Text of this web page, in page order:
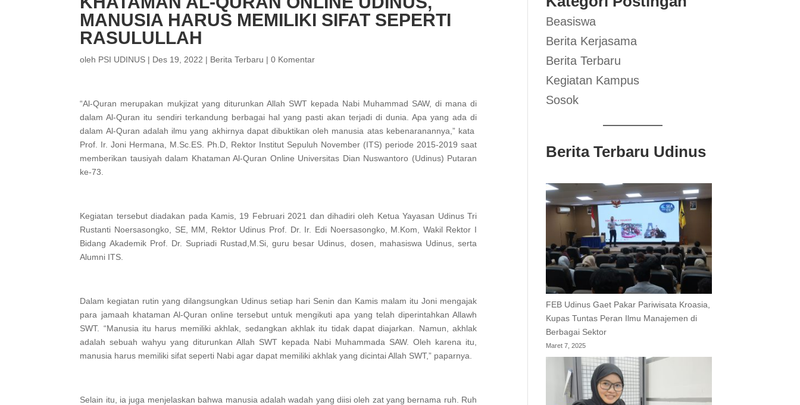
MANUSIA HARUS MEMILIKI SIFAT SEPERTI
RASULULLAH
oleh PSI UDINUS | Des 19, 2022 | Berita Terbaru |0 Komentar
“Al-Quran merupakan mukjizat yang diturunkan Allah SWT kepada Nabi Muhammad SAW, di mana di
dalam Al-Quran itu sendiri terkandung berbagai hal yang pasti akan terjadi di dunia. Apa yang ada di
dalam Al-Quran adalah ilmu yang akhirnya dapat dibuktikan oleh manusia atas kebenaranannya,” kata
Prof. Ir. Joni Hermana, M.Sc.ES. Ph.D, Rektor Institut Sepuluh November (ITS) periode 2015-2019 saat
memberikan tausiyah dalam Khataman Al-Quran Online Universitas Dian Nuswantoro (Udinus) Putaran
ke-73.
Kegiatan tersebut diadakan pada Kamis, 19 Februari 2021 dan dihadiri oleh Ketua Yayasan Udinus Tri
Rustanti Noersasongko, SE, MM, Rektor Udinus Prof. Dr. Ir. Edi Noersasongko, M.Kom, Wakil Rektor I
Bidang Akademik Prof. Dr. Supriadi Rustad,M.Si, guru besar Udinus, dosen, mahasiswa Udinus, serta
Alumni ITS.
Dalam kegiatan rutin yang dilangsungkan Udinus setiap hari Senin dan Kamis malam itu Joni mengajak
para jamaah khataman Al-Quran online tersebut untuk mengikuti apa yang telah diperintahkan Allawh
SWT. “Manusia itu harus memiliki akhlak, sedangkan akhlak itu tidak dapat diajarkan. Namun, akhlak
adalah sebuah wahyu yang diturunkan Allah SWT kepada Nabi Muhammada SAW. Oleh karena itu,
manusia harus memiliki sifat seperti Nabi agar dapat memiliki akhlak yang dicintai Allah SWT,” paparnya.
Selain itu, ia juga menjelaskan bahwa manusia adalah wadah yang diisi oleh zat yang bernama ruh. Ruh
Beasiswa
Berita Kerjasama
Berita Terbaru
Kegiatan Kampus
Sosok
Berita Terbaru Udinus
FEB Udinus Gaet Pakar Pariwisata Kroasia,
Kupas Tuntas Peran Ilmu Manajemen di
Berbagai Sektor
Maret 7, 2025